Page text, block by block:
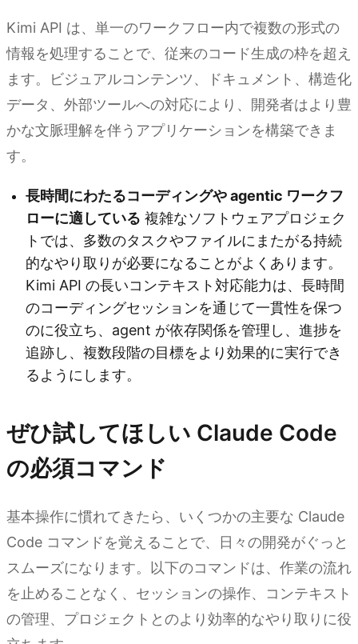
Kimi API は、単一のワークフロー内で複数の形式の
情報を処理することで、従来のコード生成の枠を超え
ます。ビジュアルコンテンツ、ドキュメント、構造化
データ、外部ツールへの対応により、開発者はより豊
かな文脈理解を伴うアプリケーションを構築できま
す。
長時間にわたるコーディングや agentic ワークフ
ローに適している 複雑なソフトウェアプロジェク
トでは、多数のタスクやファイルにまたがる持続
的なやり取りが必要になることがよくあります。
Kimi API の長いコンテキスト対応能力は、長時間
のコーディングセッションを通じて一貫性を保つ
のに役立ち、agent が依存関係を管理し、進捗を
追跡し、複数段階の目標をより効果的に実行でき
るようにします。
ぜひ試してほしい Claude Code
の必須コマンド
基本操作に慣れてきたら、いくつかの主要な Claude
Code コマンドを覚えることで、日々の開発がぐっと
スムーズになります。以下のコマンドは、作業の流れ
を止めることなく、セッションの操作、コンテキスト
の管理、プロジェクトとのより効率的なやり取りに役